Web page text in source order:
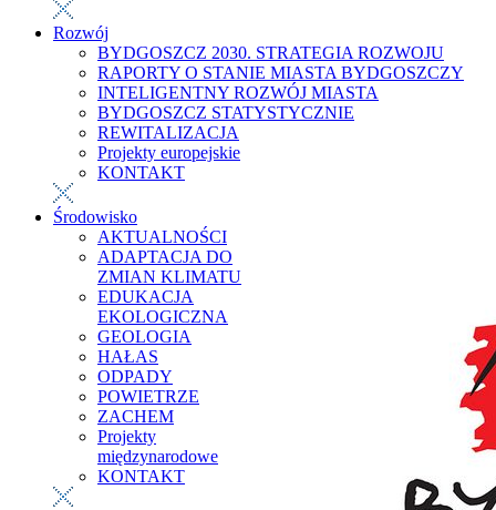
Rozwój
BYDGOSZCZ 2030. STRATEGIA ROZWOJU
RAPORTY O STANIE MIASTA BYDGOSZCZY
INTELIGENTNY ROZWÓJ MIASTA
BYDGOSZCZ STATYSTYCZNIE
REWITALIZACJA
Projekty europejskie
KONTAKT
Środowisko
AKTUALNOŚCI
ADAPTACJA DO
ZMIAN KLIMATU
EDUKACJA
EKOLOGICZNA
GEOLOGIA
HAŁAS
ODPADY
POWIETRZE
ZACHEM
Projekty
międzynarodowe
KONTAKT